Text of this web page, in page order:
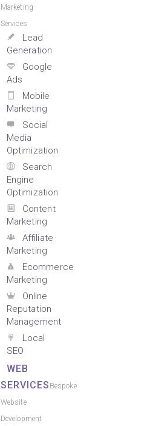
Marketing
Services
Lead
Generation
Google
Ads
Mobile
Marketing
Social
Media
Optimization
Search
Engine
Optimization
Content
Marketing
Affiliate
Marketing
Ecommerce
Marketing
Online
Reputation
Management
Local
SEO
WEB
SERVICES Bespoke
Website
Development